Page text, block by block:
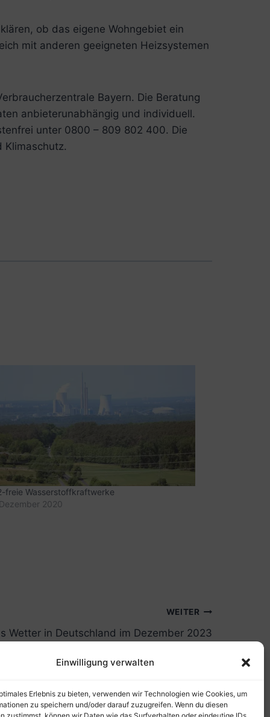
Einwilligung verwalten
Erlebnis zu bieten, verwenden wir Technologien wie Cookies, um
zu speichern und/oder darauf zuzugreifen. Wenn du diesen
ob das eigene Wohngebiet ein
mit anderen geeigneten Heizsystemen
Bayern. Die Beratung
anbieterunabhängig und individuell.
unter 0800 – 809 802 400. Die
Klimaschutz.
freie Wasserstoffkraftwerke
2020
WEITER
Wetter in Deutschland im Dezember 2023